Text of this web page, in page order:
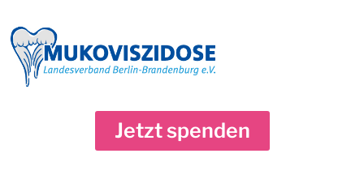
Inhalt
springen
Jetzt spenden